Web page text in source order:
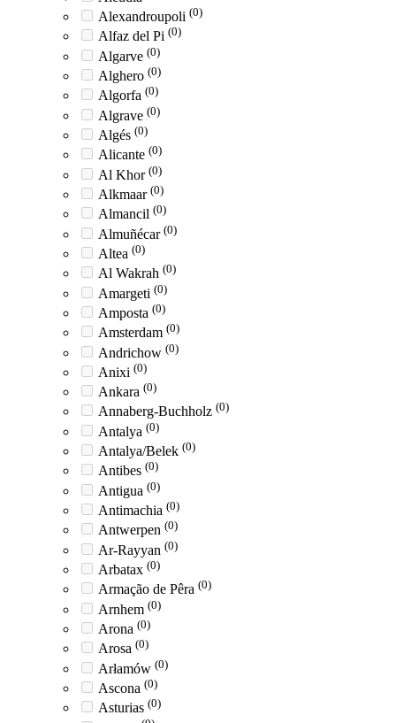
Alexandroupoli (0)
Alfaz del Pi (0)
Algarve (0)
Alghero (0)
Algorfa (0)
Algrave (0)
Algés (0)
Alicante (0)
Al Khor (0)
Alkmaar (0)
Almancil (0)
Almuñécar (0)
Altea (0)
Al Wakrah (0)
Amargeti (0)
Amposta (0)
Amsterdam (0)
Andrichow (0)
Anixi (0)
Ankara (0)
Annaberg-Buchholz (0)
Antalya (0)
Antalya/Belek (0)
Antibes (0)
Antigua (0)
Antimachia (0)
Antwerpen (0)
Ar-Rayyan (0)
Arbatax (0)
Armação de Pêra (0)
Arnhem (0)
Arona (0)
Arosa (0)
Arłamów (0)
Ascona (0)
Asturias (0)